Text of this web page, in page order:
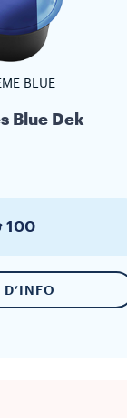
BLUE
Blue Dek
100
D’INFO